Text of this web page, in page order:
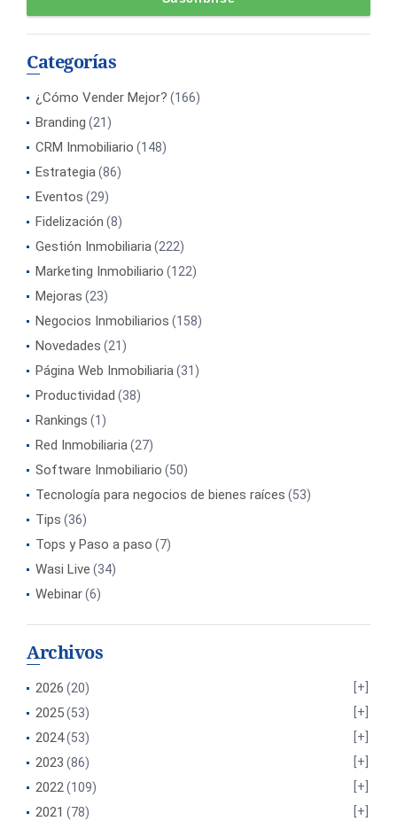
Categorías
¿Cómo Vender Mejor? (166)
Branding (21)
CRM Inmobiliario (148)
Estrategia(86)
Eventos (29)
Fidelización (8)
Gestión Inmobiliaria(222)
Marketing Inmobiliario (122)
Mejoras (23)
Negocios Inmobiliarios (158)
Novedades (21)
Página Web Inmobiliaria(31)
Productividad (38)
Rankings (1)
Red Inmobiliaria(27)
Software Inmobiliario (50)
Tecnología para negocios de bienes raíces (53)
Tips (36)
Tops y Paso a paso (7)
Wasi Live (34)
Webinar(6)
Archivos
2026 (20)
2025(53)
2024(53)
2023 (86)
2022(109)
2021 (78)